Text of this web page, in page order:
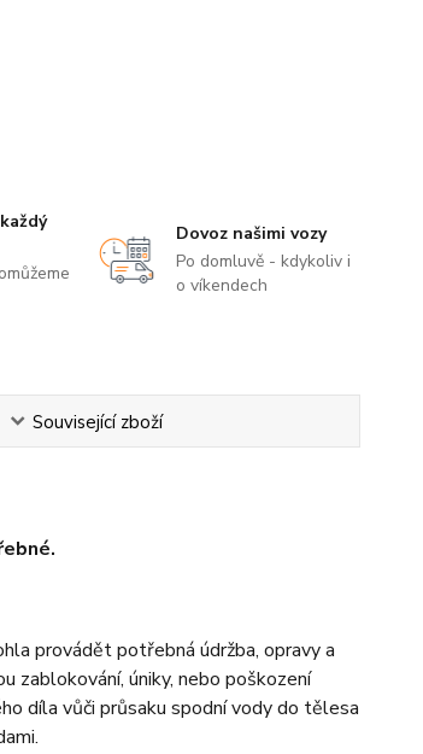
Dovoz našimi vozy
Po domluvě - kdykoliv i
o víkendech
Související zboží
provádět potřebná údržba, opravy a
zablokování, úniky, nebo poškození
díla vůči průsaku spodní vody do tělesa